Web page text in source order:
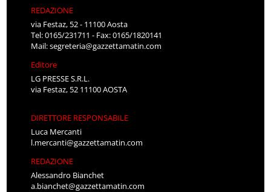
REDAZIONE
via Festaz, 52 - 11100 Aosta
Tel: 0165/231711 - Fax: 0165/1820141
Mail:segreteria@gazzettamatin.com
Editore
LG PRESSE S.R.L.
via Festaz, 52 11100 AOSTA
DIRETTORE RESPONSABILE
Luca Mercanti
l.mercanti@gazzettamatin.com
REDAZIONE
Alessandro Bianchet
a.bianchet@gazzettamatin.com